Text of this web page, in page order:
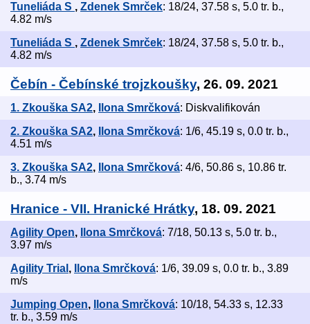
Tuneliáda S , Zdenek Smrček: 18/24, 37.58 s, 5.0 tr. b.,
4.82 m/s
Tuneliáda S , Zdenek Smrček: 18/24, 37.58 s, 5.0 tr. b.,
4.82 m/s
Čebín - Čebínské trojzkoušky, 26. 09. 2021
1. Zkouška SA2, Ilona Smrčková: Diskvalifikován
2. Zkouška SA2, Ilona Smrčková: 1/6, 45.19 s, 0.0 tr. b.,
4.51 m/s
3. Zkouška SA2, Ilona Smrčková: 4/6, 50.86 s, 10.86 tr.
b., 3.74 m/s
Hranice - VII. Hranické Hrátky, 18. 09. 2021
Agility Open, Ilona Smrčková: 7/18, 50.13 s, 5.0 tr. b.,
3.97 m/s
Agility Trial , Ilona Smrčková: 1/6, 39.09 s, 0.0 tr. b., 3.89
m/s
Jumping Open, Ilona Smrčková: 10/18, 54.33 s, 12.33
tr. b., 3.59 m/s